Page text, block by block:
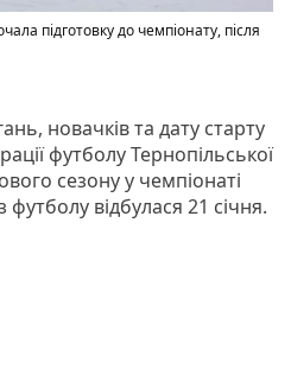
підготовку до чемпіонату, після
новачків та дату старту
футболу Тернопільської
сезону у чемпіонаті
футболу відбулася 21 січня.